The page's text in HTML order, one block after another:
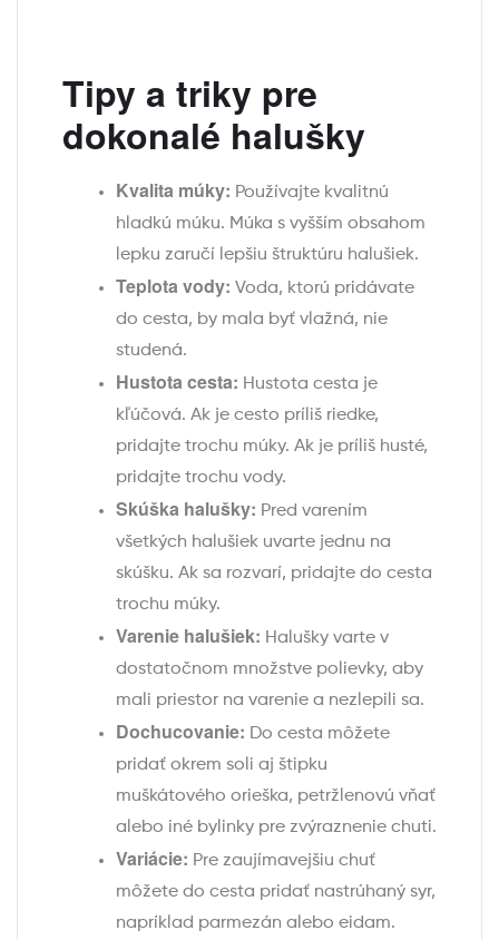
Tipy a triky pre
dokonalé halušky
Kvalita múky: Používajte kvalitnú
hladkú múku. Múka s vyšším obsahom
lepku zaručí lepšiu štruktúru halušiek.
Teplota vody: Voda, ktorú pridávate
do cesta, by mala byť vlažná, nie
studená.
Hustota cesta: Hustota cesta je
kľúčová. Ak je cesto príliš riedke,
pridajte trochu múky. Ak je príliš husté,
pridajte trochu vody.
Skúška halušky: Pred varením
všetkých halušiek uvarte jednu na
skúšku. Ak sa rozvarí, pridajte do cesta
trochu múky.
Varenie halušiek: Halušky varte v
dostatočnom množstve polievky, aby
mali priestor na varenie a nezlepili sa.
Dochucovanie: Do cesta môžete
pridať okrem soli aj štipku
muškátového orieška, petržlenovú vňať
alebo iné bylinky pre zvýraznenie chuti.
Variácie: Pre zaujímavejšiu chuť
môžete do cesta pridať nastrúhaný syr,
napríklad parmezán alebo eidam.